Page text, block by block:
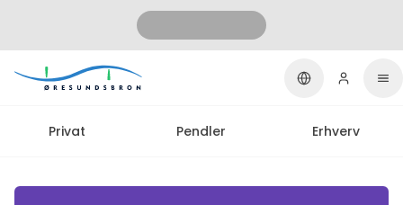
Privat Pendler Erhverv